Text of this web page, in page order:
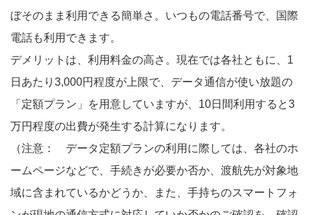
ぼそのまま利用できる簡単さ。いつもの電話番号で、国際
電話も利用できます。
デメリットは、利用料金の高さ。現在では各社ともに、1
日あたり3,000円程度が上限で、データ通信が使い放題の
「定額プラン」を用意していますが、10日間利用すると3
万円程度の出費が発生する計算になります。
（注意： データ定額プランの利用に際しては、各社のホ
ームページなどで、手続きが必要か否か、渡航先が対象地
域に含まれているかどうか、また、手持ちのスマートフォ